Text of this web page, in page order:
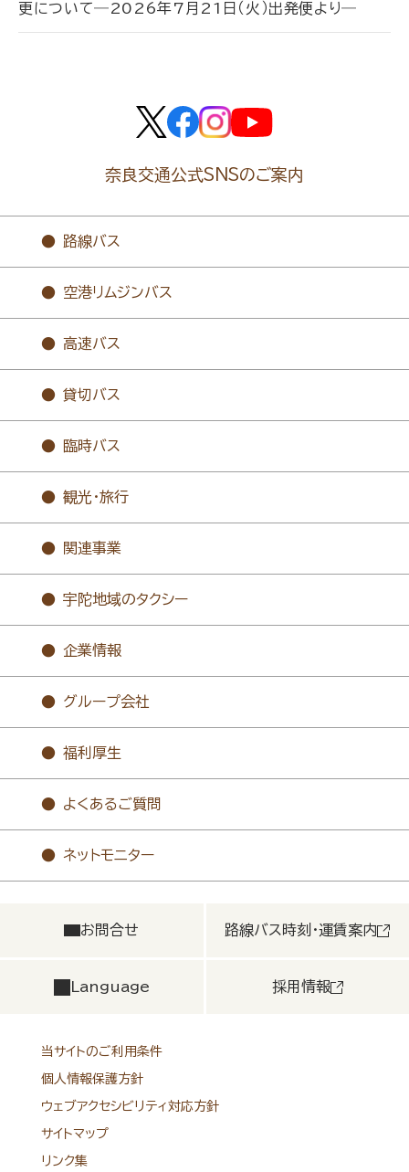
更について―2026年7月21日（火）出発便より―
奈良交通公式SNSのご案内
路線バス
空港リムジンバス
高速バス
貸切バス
臨時バス
観光・旅行
関連事業
宇陀地域のタクシー
企業情報
グループ会社
福利厚生
よくあるご質問
ネットモニター
お問合せ 路線バス時刻・運賃案内
Language 採用情報
当サイトのご利用条件
個人情報保護方針
ウェブアクセシビリティ対応方針
サイトマップ
リンク集